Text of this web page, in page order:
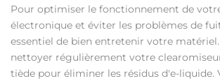
Pour optimiser le fonctionnement de
électronique et éviter les problèmes de
essentiel de bien entretenir votre
nettoyer régulièrement votre
tiède pour éliminer les résidus d'e-liquide.